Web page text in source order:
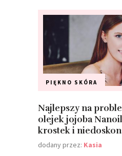
PIĘKNO SKÓRA
Najlepszy na
olejek jojoba
krostek i
dodany przez: Kasia